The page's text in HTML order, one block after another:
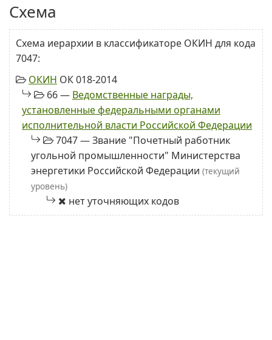
Схема
Схема иерархии в классификаторе ОКИН для кода
7047:
ОКИН ОК 018-2014
66 — Ведомственные награды,
установленные федеральными органами
исполнительной власти Российской Федерации
7047 — Звание "Почетный работник
угольной промышленности" Министерства
энергетики Российской Федерации (текущий
уровень)
нет уточняющих кодов